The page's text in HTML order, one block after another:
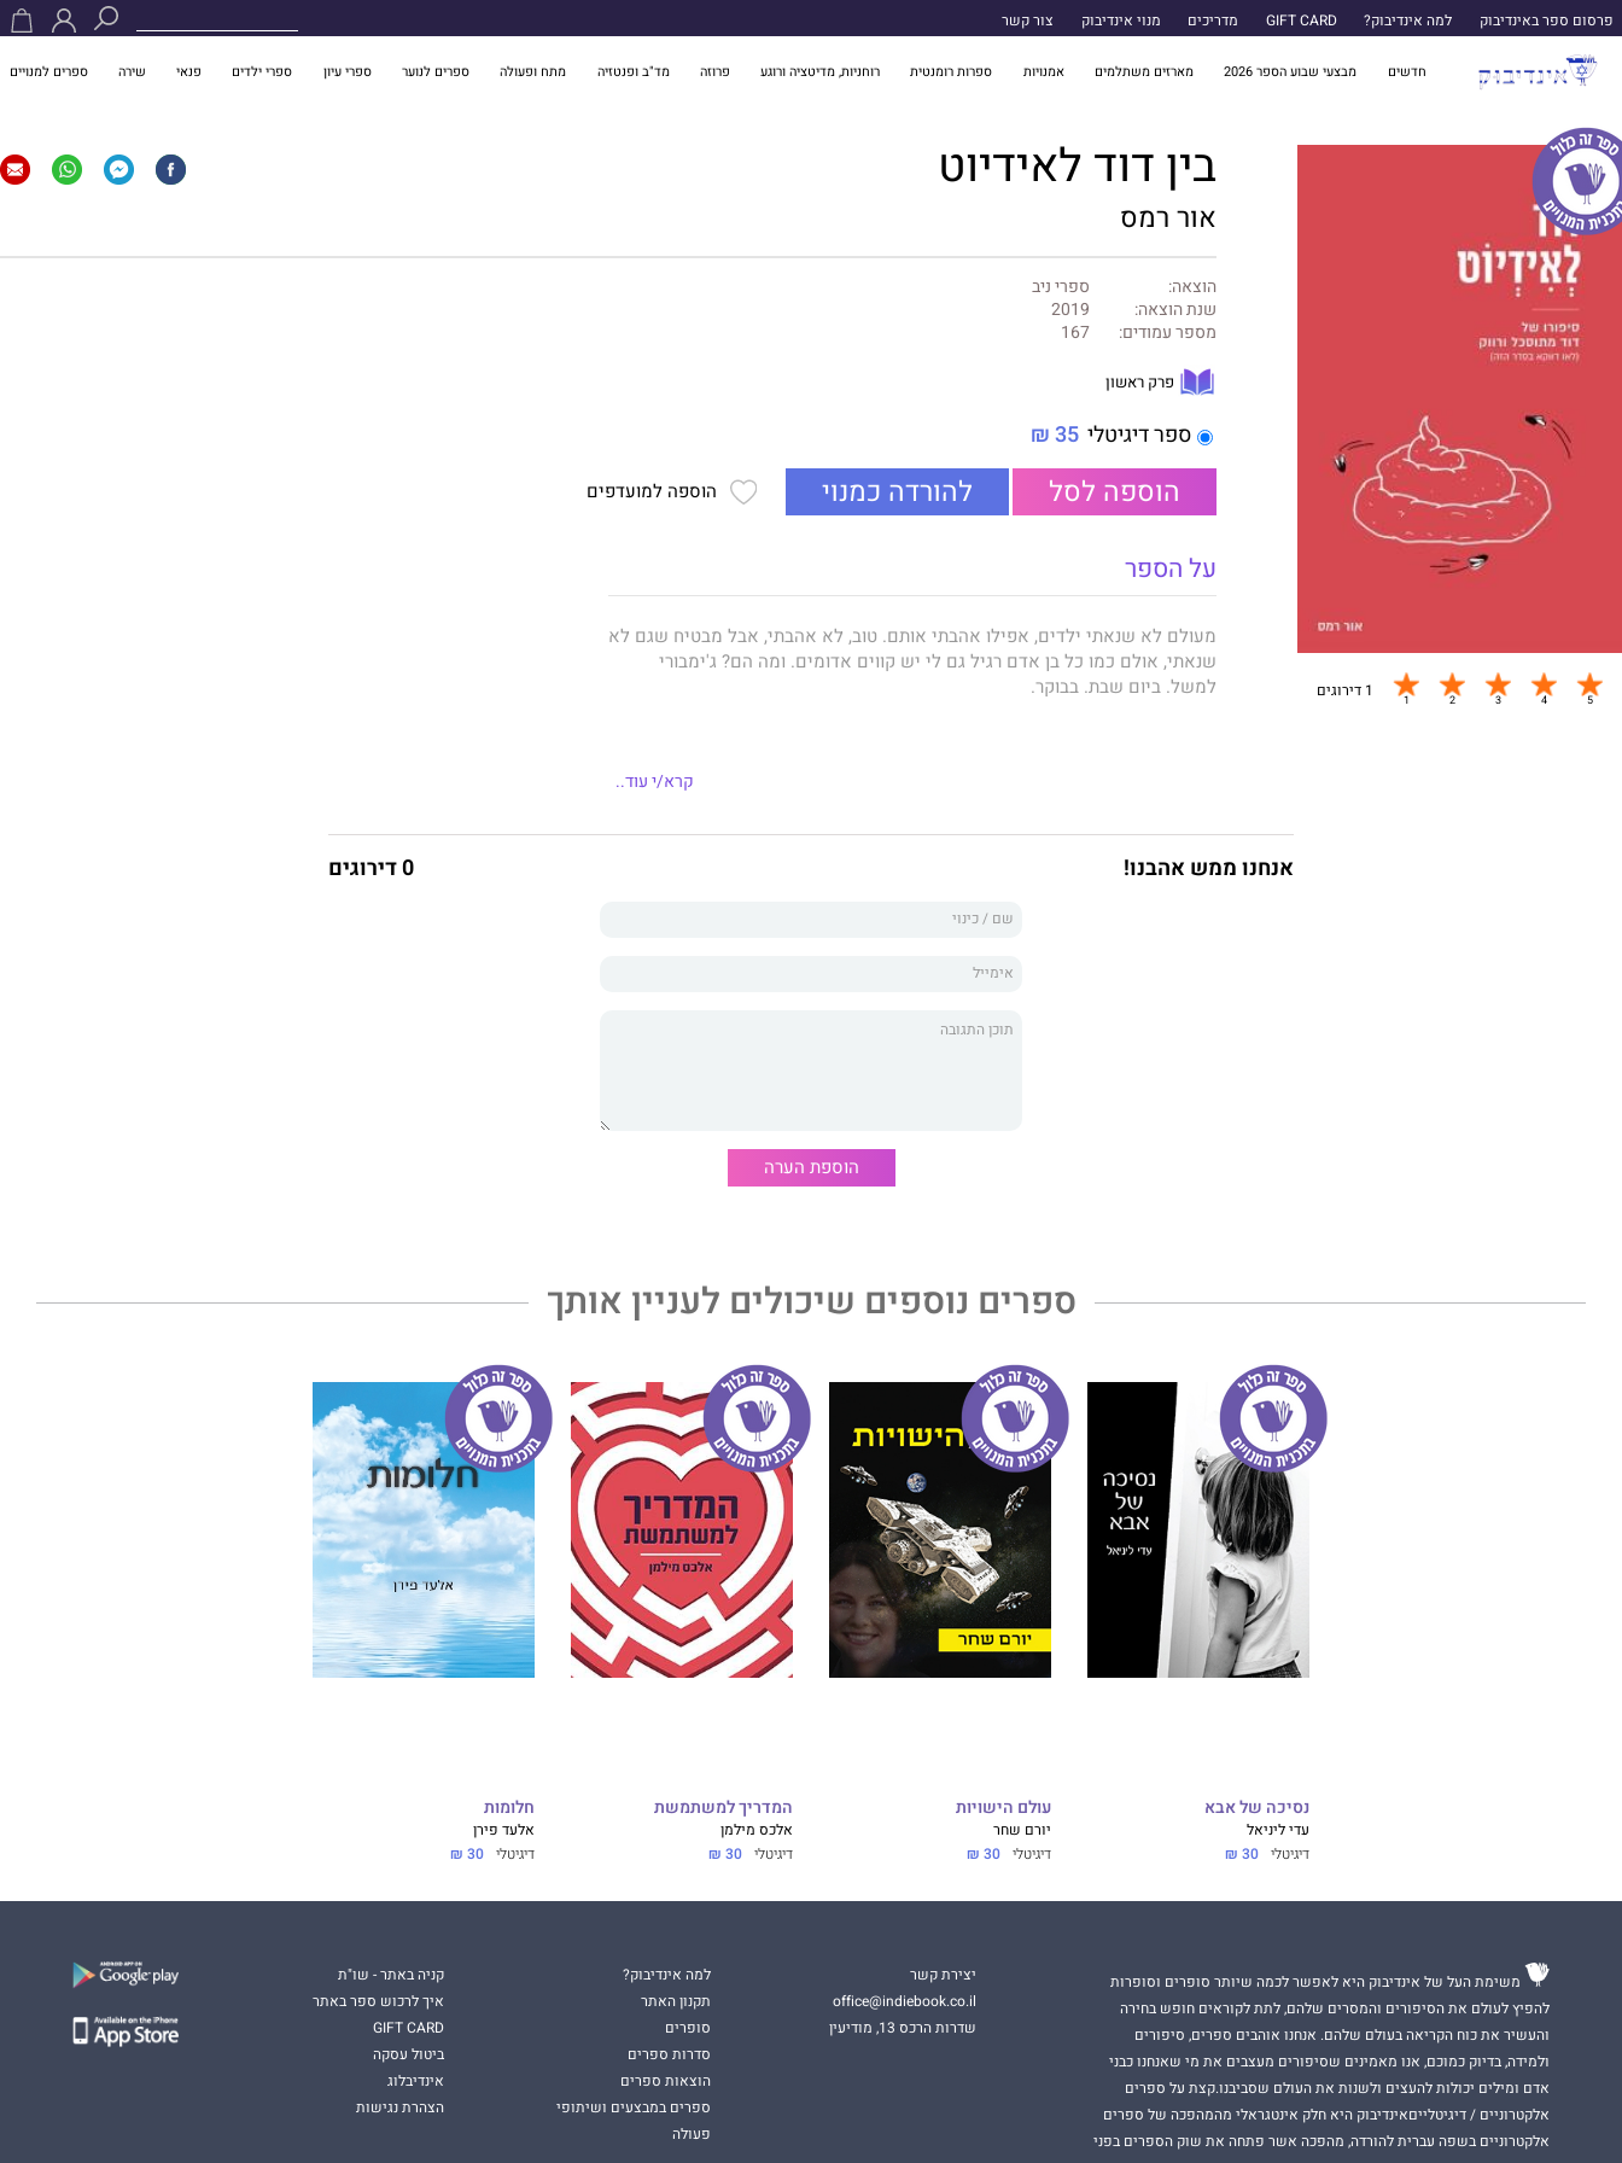
פרסום ספר באינדיבוק למה אינדיבוק? GIFT CARD מדריכים מנוי אינדיבוק צור קשר
חדשים מבצעי שבוע הספר 2026 מארזים משתלמים אמנויות ספרות רומנטית רוחניות, מדיטציה ורוגע פרוזה מד"ב ופנטזיה מתח ופעולה ספרים לנוער ספרי עיון ספרי ילדים פנאי שירה ספרים למנויים
1 דירוגים
בין דוד לאידיוט
אור רמס
הוצאה:
ספרי ניב
שנת הוצאה:
2019
מספר עמודים:
167
פרק ראשון
ספר דיגיטלי 35 ₪
הוספה לסל להורדה כמנוי הוספה למועדפים
על הספר
מעולם לא שנאתי ילדים, אפילו אהבתי אותם. טוב, לא אהבתי, אבל מבטיח שגם לא
שנאתי, אולם כמו כל בן אדם רגיל גם לי יש קווים אדומים. ומה הם? ג'ימבורי
למשל. ביום שבת. בבוקר.
הרמתי את ראשי וראיתי ילד כבן ארבע מביט בי עם חיוך מתריס מאוזן לאוזן.
התעלמתי. חלפו דקות אחדות ושוב אותו ילד דרך עליי, הפעם הבנתי שהיה זה בזדון,
ילדים בכלל ואחיינים בפרט די מעצבנים, ו
הממחטות לכיס, כי לא תמצאו פה רגע אחד של קיטשיות דביקה. להפך, הספר נוצר
הוא הספר הראשון אי-פעם ששם את הדודים (ואת הדודות)
בקדמת הבמה עם סיפורים שנבעו מאין-ספור "רגעי אחיינים" ויגרמו לדודה ולדוד
קרא/י עוד..
אנחנו ממש אהבנו! 0 דירוגים
הוספת הערה
ספרים נוספים שיכולים לעניין אותך
נסיכה של אבא
עדי ליניאל
דיגיטלי 30 ₪
עולם הישויות
יורם שחר
דיגיטלי 30 ₪
המדריך למשתמשת
אלכס מילמן
דיגיטלי 30 ₪
חלומות
אלעד פירן
דיגיטלי 30 ₪
משימת העל של אינדיבוק היא לאפשר לכמה שיותר סופרים וסופרות
להפיץ לעולם את הסיפורים והמסרים שלהם, לתת לקוראים חופש בחירה
והעשיר את כוח הקריאה בעולם שלהם. אנחנו אוהבים ספרים, סיפורים
ולמידה, בדיוק כמוכם, אנו מאמינים שסיפורים מעצבים את מי שאנחנו כבני
אדם ומילים יכולות להעצים ולשנות את העולם שסביבנו.קצת על ספרים
אלקטרוניים / דיגיטלייםאינדיבוק היא חלק אינטגראלי מהמהפכה של ספרים
אלקטרוניים בשפה עברית להורדה, מהפכה אשר פתחה את שוק הספרים בפני
יצירת קשר
office@indiebook.co.il
שדרות הרכס 13, מודיעין
למה אינדיבוק?
תקנון האתר
סופרים
סדרות ספרים
הוצאות ספרים
ספרים במבצעים ושיתופי
פעולה
קניה באתר - שו"ת
איך לרכוש ספר באתר
GIFT CARD
ביטול עסקה
אינדיבלוג
הצהרת נגישות